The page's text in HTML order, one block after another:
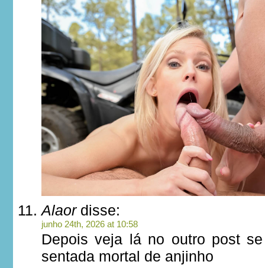
Alaordisse:
junho 24th, 2026 at 10:58
Depois veja lá no outro post
sentada mortal de anjinho